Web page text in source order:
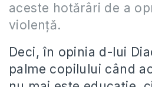
aceste hotărâri de a
violenţă.
Deci, în opinia d-lui
palme copilului când